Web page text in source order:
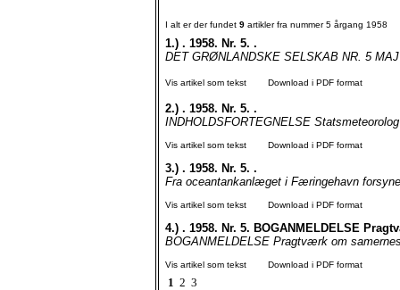
I alt er der fundet 9 artikler fra nummer 5 årgang 1958
1.) . 1958. Nr. 5. .
DET GRØNLANDSKE SELSKAB NR. 5
Vis artikel som tekst Download i PDF format
2.) . 1958. Nr. 5. .
INDHOLDSFORTEGNELSE
Vis artikel som tekst Download i PDF format
3.) . 1958. Nr. 5. .
Fra oceantankanlæget i Færingehavn
Vis artikel som tekst Download i PDF format
4.) . 1958. Nr. 5. BOGANMELDELSE
BOGANMELDELSE Pragtværk om
Vis artikel som tekst Download i PDF format
1 2 3